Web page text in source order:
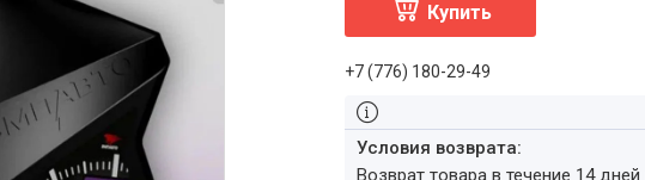
Купить
+7 (776) 180-29-49
возврат товара в течение 14 дней